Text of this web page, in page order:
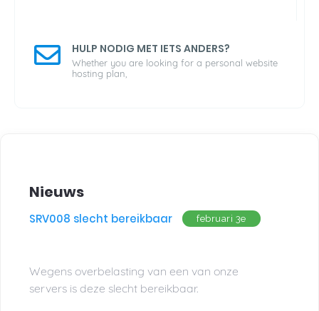
HULP NODIG MET IETS ANDERS?
Whether you are looking for a personal website
hosting plan,
Nieuws
februari 3e
SRV008 slecht bereikbaar
Wegens overbelasting van een van onze
servers is deze slecht bereikbaar.